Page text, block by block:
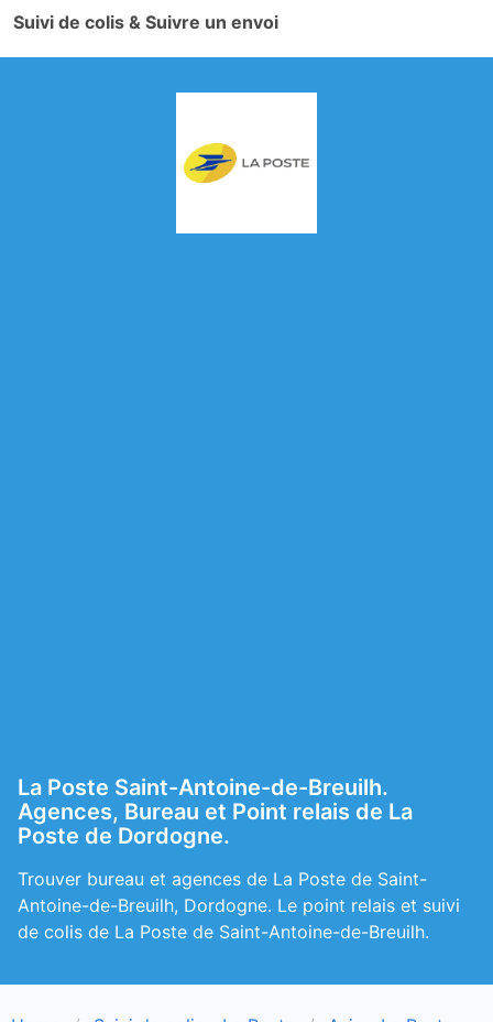
Suivi de colis & Suivre un envoi
La Poste Saint-Antoine-de-Breuilh.
Agences, Bureau et Point relais de La
Poste de Dordogne.
Trouver bureau et agences de La Poste de Saint-
Antoine-de-Breuilh, Dordogne. Le point relais et suivi
de colis de La Poste de Saint-Antoine-de-Breuilh.